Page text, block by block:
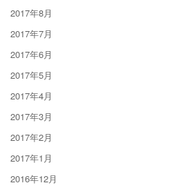
2017年8月
2017年7月
2017年6月
2017年5月
2017年4月
2017年3月
2017年2月
2017年1月
2016年12月